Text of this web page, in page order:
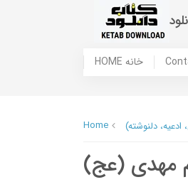
HOME خانه
Home ادعیه، دلنوشته)
مهدی (عج)